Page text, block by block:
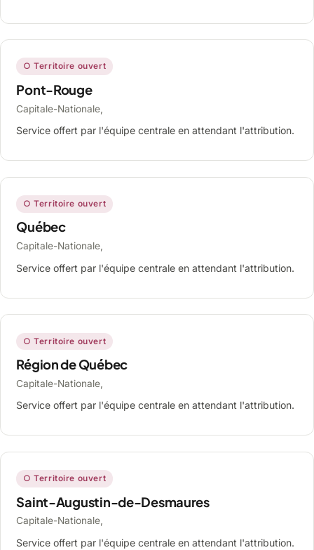
○ Territoire ouvert
Pont-Rouge
Capitale-Nationale,
Service offert par l'équipe centrale en attendant l'attribution.
○ Territoire ouvert
Québec
Capitale-Nationale,
Service offert par l'équipe centrale en attendant l'attribution.
○ Territoire ouvert
Région de Québec
Capitale-Nationale,
Service offert par l'équipe centrale en attendant l'attribution.
○ Territoire ouvert
Saint-Augustin-de-Desmaures
Capitale-Nationale,
Service offert par l'équipe centrale en attendant l'attribution.